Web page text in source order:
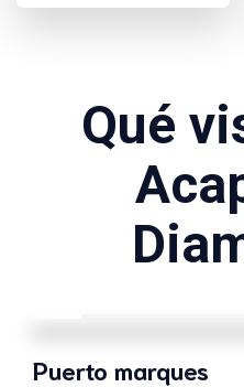
Qué
Puerto marques